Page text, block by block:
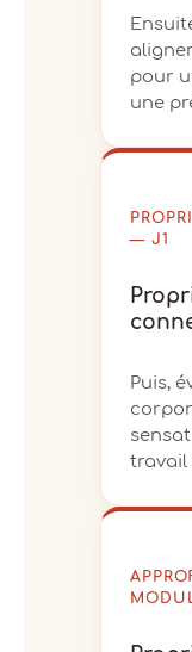
pour
une
— J1
Puis,
travail